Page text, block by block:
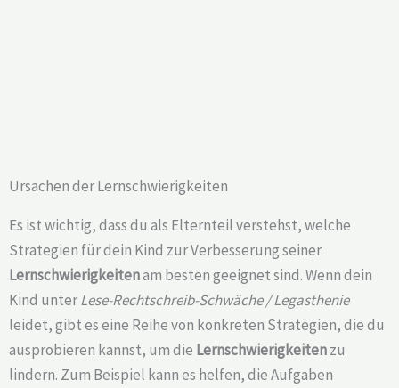
Ursachen der Lernschwierigkeiten
Es ist wichtig, dass du als Elternteil verstehst, welche
Strategien für dein Kind zur Verbesserung seiner
Lernschwierigkeitenam besten geeignet sind. Wenn dein
Kind unterLese-Rechtschreib-Schwäche / Legasthenie
leidet, gibt es eine Reihe von konkreten Strategien, die du
ausprobieren kannst, um die Lernschwierigkeitenzu
lindern. Zum Beispiel kann es helfen, die Aufgaben